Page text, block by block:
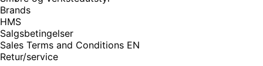
Brands
HMS
Salgsbetingelser
Sales Terms and Conditions EN
Retur/service